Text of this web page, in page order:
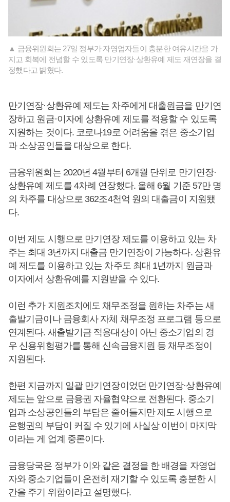
▲ 금융위원회는 27일 정부가 자영업자들이 충분한 여유시간을 가
지고 회복에 전념할 수 있도록 만기연장·상환유예 제도 재연장을 결
정했다고 밝혔다.
만기연장·상환유예 제도는 차주에게 대출원금을 만기연
장하고 원금·이자에 상환유예 제도를 적용할 수 있도록
지원하는 것이다. 코로나19로 어려움을 겪은 중소기업
과 소상공인들을 대상으로 한다.
금융위원회는 2020년 4월부터 6개월 단위로 만기연장·
상환유예 제도를 4차례 연장했다. 올해 6월 기준 57만 명
의 차주를 대상으로 362조4천억 원의 대출금이 지원됐
다.
이번 제도 시행으로 만기연장 제도를 이용하고 있는 차
주는 최대 3년까지 대출금 만기연장이 가능하다. 상환유
예 제도를 이용하고 있는 차주도 최대 1년까지 원금과
이자에서 상환유예를 지원받을 수 있다.
이런 추가 지원조치에도 채무조정을 원하는 차주는 새
출발기금이나 금융회사 자체 채무조정 프로그램 등으로
연계된다. 새출발기금 적용대상이 아닌 중소기업의 경
우 신용위험평가를 통해 신속금융지원 등 채무조정이
지원된다.
한편 지금까지 일괄 만기연장이었던 만기연장·상환유예
제도는 앞으로 금융권 자율협약으로 전환된다. 중소기
업과 소상공인들의 부담은 줄어들지만 제도 시행으로
은행권의 부담이 커질 수 있기에 사실상 이번이 마지막
이라는 게 업계 중론이다.
금융당국은 정부가 이와 같은 결정을 한 배경을 자영업
자와 중소기업들이 온전히 재기할 수 있도록 충분한 시
간을 주기 위함이라고 설명했다.